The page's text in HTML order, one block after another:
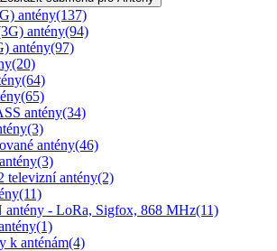
antény(137)
antény(94)
antény(97)
(20)
(64)
(65)
antény(34)
(3)
antény(46)
(3)
televizní antény(2)
(11)
antény - LoRa, Sigfox, 868 MHz(11)
(1)
k anténám(4)